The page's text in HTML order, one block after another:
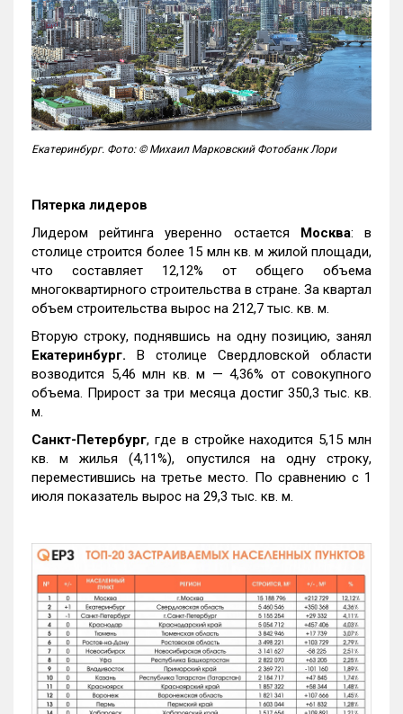
Екатеринбург. Фото: © Михаил Марковский Фотобанк Лори
Пятерка лидеров
Лидером рейтинга уверенно остается Москва: в
столице строится более 15 млн кв. м жилой площади,
что составляет 12,12% от общего объема
многоквартирного строительства в стране. За квартал
объем строительства вырос на 212,7 тыс. кв. м.
Вторую строку, поднявшись на одну позицию, занял
Екатеринбург. В столице Свердловской области
возводится 5,46 млн кв. м — 4,36% от совокупного
объема. Прирост за три месяца достиг 350,3 тыс. кв.
м.
Санкт-Петербург, где в стройке находится 5,15 млн
кв. м жилья (4,11%), опустился на одну строку,
переместившись на третье место. По сравнению с 1
июля показатель вырос на 29,3 тыс. кв. м.